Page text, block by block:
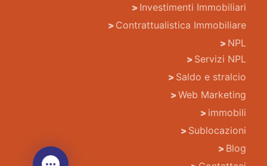
Investimenti Immobiliari
Contrattualistica Immobiliare
NPL
Servizi NPL
Saldo e stralcio
Web Marketing
immobili
Sublocazioni
Blog